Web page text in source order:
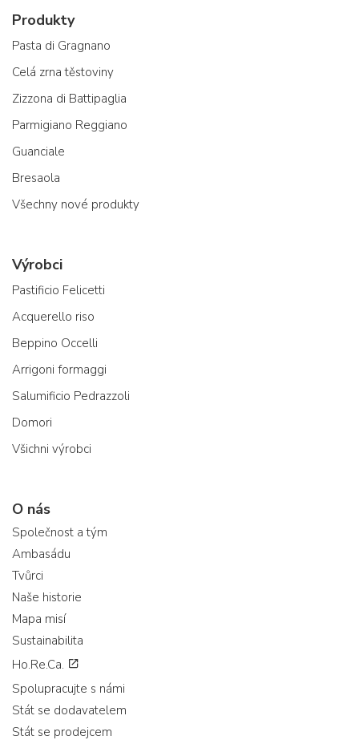
Produkty
Pasta di Gragnano
Celá zrna těstoviny
Zizzona di Battipaglia
Parmigiano Reggiano
Guanciale
Bresaola
Všechny nové produkty
Výrobci
Pastificio Felicetti
Acquerello riso
Beppino Occelli
Arrigoni formaggi
Salumificio Pedrazzoli
Domori
Všichni výrobci
O nás
Společnost a tým
Ambasádu
Tvůrci
Naše historie
Mapa misí
Sustainabilita
Ho.Re.Ca.
Spolupracujte s námi
Stát se dodavatelem
Stát se prodejcem